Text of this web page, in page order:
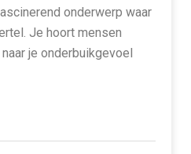
onderwerp waar
Je hoort mensen
je onderbuikgevoel